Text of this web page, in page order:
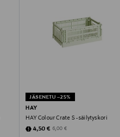
JÄSENETU –25%
HAY
HAY Colour Crate S -säilytyskori
Discounted Price
4,50 € Original Price
6,00 €